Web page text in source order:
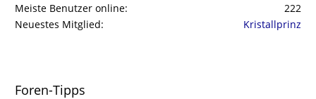
Meiste Benutzer online
222
Neuestes Mitglied
Kristallprinz
Foren-Tipps